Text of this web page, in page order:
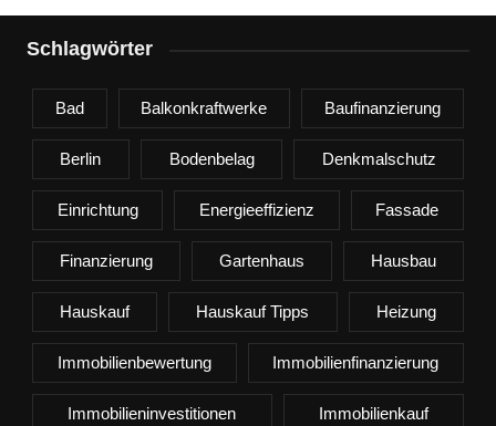
Schlagwörter
Bad Balkonkraftwerke Baufinanzierung
Berlin Bodenbelag Denkmalschutz
Einrichtung Energieeffizienz Fassade
Finanzierung Gartenhaus Hausbau
Hauskauf Hauskauf Tipps Heizung
Immobilienbewertung Immobilienfinanzierung
Immobilieninvestitionen Immobilienkauf